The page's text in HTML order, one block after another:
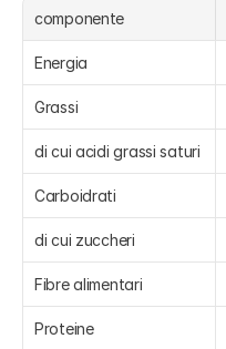
componente
Energia
Grassi
di cui acidi grassi saturi
Carboidrati
di cui zuccheri
Fibre alimentari
Proteine